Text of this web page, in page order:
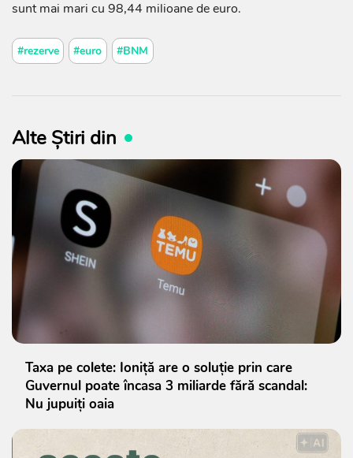
sunt mai mari cu 98,44 milioane de euro.
#rezerve #euro #BNM
Alte Știri din
Taxa pe colete: Ioniță are o soluție prin care
Guvernul poate încasa 3 miliarde fără scandal:
Nu jupuiți oaia